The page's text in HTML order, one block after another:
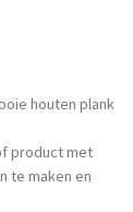
houten plank
product met
te maken en